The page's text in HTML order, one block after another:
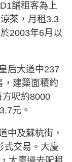
舖租客為上
茶，月租3.3
2003年6月以
后大道中237
，建築面積約
呎約8000
元。
中及蘇杭街，
式交易。大廈